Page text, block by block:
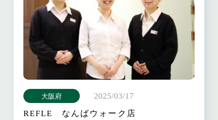
大阪府
2025/03/17
REFLE なんばウォーク店